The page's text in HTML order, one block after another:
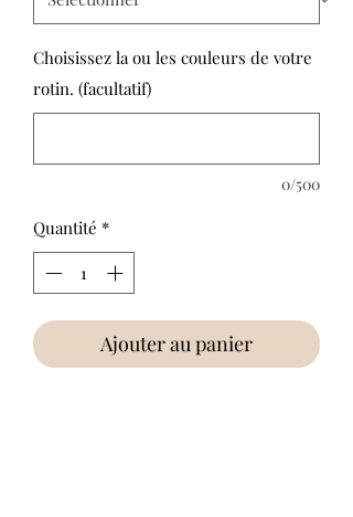
Choisissez la ou les couleurs de votre
rotin. (facultatif)
0/500
Quantité *
Ajouter au panier